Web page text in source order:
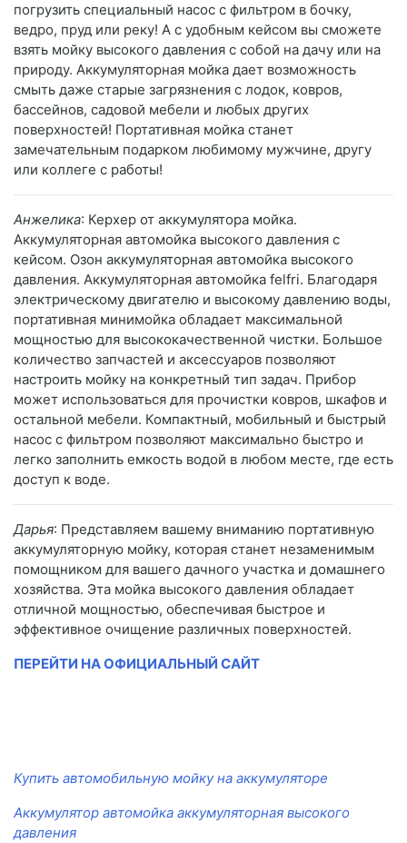
погрузить специальный насос с фильтром в бочку,
ведро, пруд или реку! А с удобным кейсом вы сможете
взять мойку высокого давления с собой на дачу или на
природу. Аккумуляторная мойка дает возможность
смыть даже старые загрязнения с лодок, ковров,
бассейнов, садовой мебели и любых других
поверхностей! Портативная мойка станет
замечательным подарком любимому мужчине, другу
или коллеге с работы!
Анжелика: Керхер от аккумулятора мойка.
Аккумуляторная автомойка высокого давления с
кейсом. Озон аккумуляторная автомойка высокого
давления. Аккумуляторная автомойка felfri. Благодаря
электрическому двигателю и высокому давлению воды,
портативная минимойка обладает максимальной
мощностью для высококачественной чистки. Большое
количество запчастей и аксессуаров позволяют
настроить мойку на конкретный тип задач. Прибор
может использоваться для прочистки ковров, шкафов и
остальной мебели. Компактный, мобильный и быстрый
насос с фильтром позволяют максимально быстро и
легко заполнить емкость водой в любом месте, где есть
доступ к воде.
Дарья: Представляем вашему вниманию портативную
аккумуляторную мойку, которая станет незаменимым
помощником для вашего дачного участка и домашнего
хозяйства. Эта мойка высокого давления обладает
отличной мощностью, обеспечивая быстрое и
эффективное очищение различных поверхностей.
ПЕРЕЙТИ НА ОФИЦИАЛЬНЫЙ САЙТ
Купить автомобильную мойку на аккумуляторе
Аккумулятор автомойка аккумуляторная высокого
давления